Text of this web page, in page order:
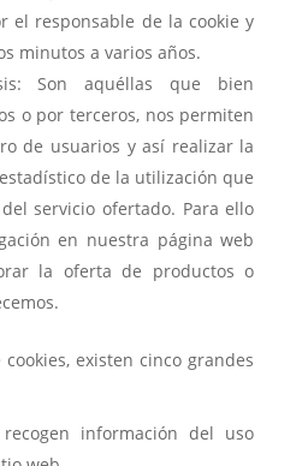
el responsable de la cookie y
minutos a varios años.
Son aquéllas que bien
o por terceros, nos permiten
de usuarios y así realizar la
de la utilización que
servicio ofertado. Para ello
en nuestra página web
la oferta de productos o
existen cinco grandes
recogen información del uso